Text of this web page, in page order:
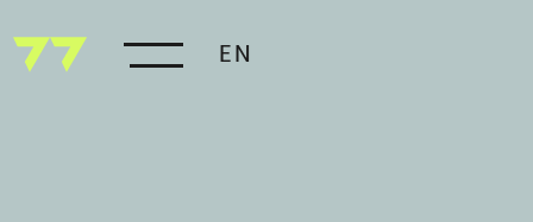
EN